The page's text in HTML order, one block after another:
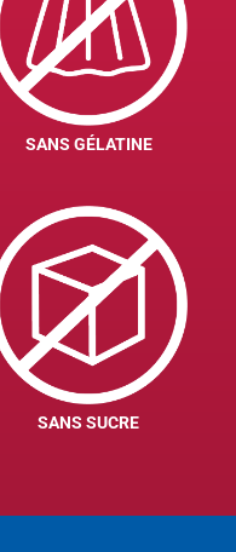
SANS GÉLATINE
SANS SUCRE